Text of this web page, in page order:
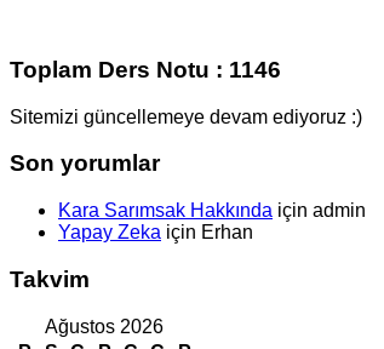
Toplam Ders Notu : 1146
Sitemizi güncellemeye devam ediyoruz :)
Son yorumlar
Kara Sarımsak Hakkında için admin
Yapay Zeka için Erhan
Takvim
Ağustos 2026